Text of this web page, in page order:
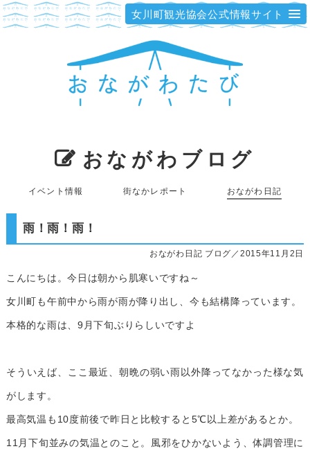
女川町観光協会公式情報サイト
おながわブログ
イベント情報 街なかレポート おながわ日記
雨！雨！雨！
おながわ日記 ブログ／2015年11月2日
こんにちは。今日は朝から肌寒いですね～
女川町も午前中から雨が雨が降り出し、今も結構降っています。
本格的な雨は、9月下旬ぶりらしいですよ
そういえば、ここ最近、朝晩の弱い雨以外降ってなかった様な気
がします。
最高気温も10度前後で昨日と比較すると5℃以上差があるとか。
11月下旬並みの気温とのこと。風邪をひかないよう、体調管理に